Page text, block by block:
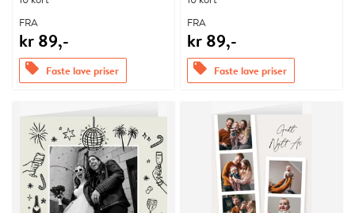
FRA
kr 89,-
offers Faste lave priser
FRA
kr 89,-
offers Faste lave priser